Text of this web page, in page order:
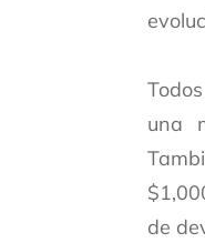
una
de